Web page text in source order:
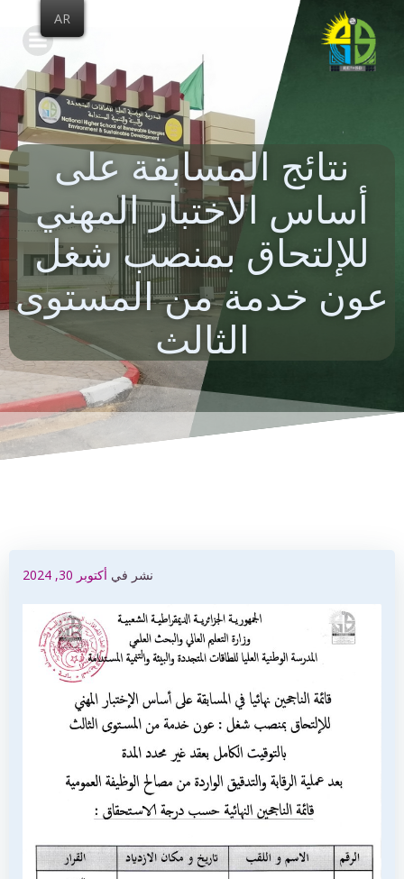
content
نتائج المسابقة على
أساس الاختبار المهني
للإلتحاق بمنصب شغل
عون خدمة من المستوى
الثالث
نشر في أكتوبر 30, 2024
AR